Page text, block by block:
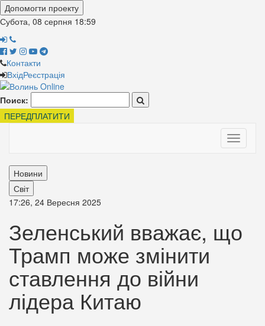
Допомогти проекту
Субота, 08 серпня 18:59
Контакти
ВхідРеєстрація
Поиск:
ПЕРЕДПЛАТИТИ
Toggle
Новини
Світ
17:26, 24 Вересня 2025
Зеленський вважає, що
Трамп може змінити
ставлення до війни
лідера Китаю